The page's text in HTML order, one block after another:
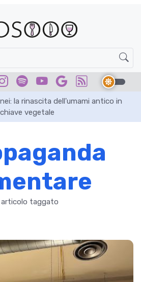
la rinascita dell'umami antico in
chiave vegetale
articolo taggato